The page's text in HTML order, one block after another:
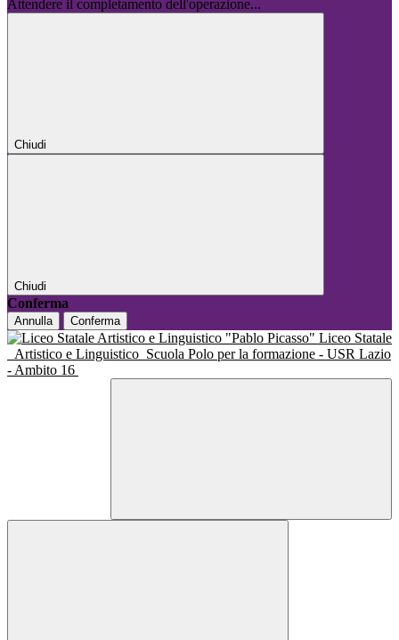
Attendere il completamento dell'operazione...
Chiudi
Chiudi
Conferma
Annulla Conferma
Liceo Statale
Artistico e Linguistico Scuola Polo per la formazione - USR Lazio
- Ambito 16